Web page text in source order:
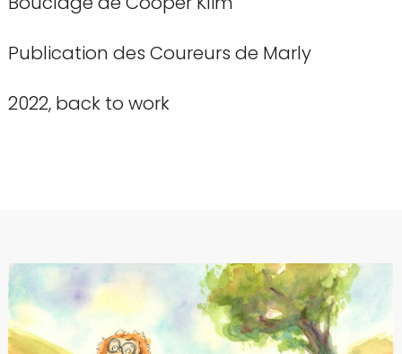
Publication des Coureurs de Marly
2022, back to work